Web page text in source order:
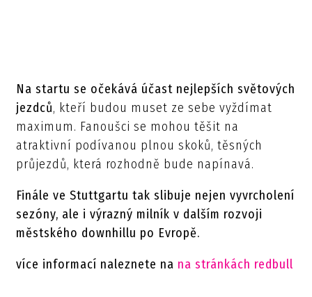
Na startu se očekává účast nejlepších světových
jezdců, kteří budou muset ze sebe vyždímat
maximum. Fanoušci se mohou těšit na
atraktivní podívanou plnou skoků, těsných
průjezdů, která rozhodně bude napínavá.
Finále ve Stuttgartu tak slibuje nejen vyvrcholení
sezóny, ale i výrazný milník v dalším rozvoji
městského downhillu po Evropě.
více informací naleznete na na stránkách redbull